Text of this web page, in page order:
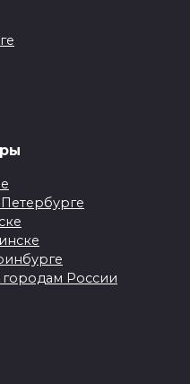
России